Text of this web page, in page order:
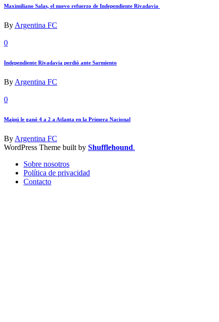
Maximiliano Salas, el nuevo refuerzo de Independiente Rivadavia
ByArgentina FC
0
Independiente Rivadavia perdió ante Sarmiento
By Argentina FC
0
Maipú le ganó 4 a 2 a Atlanta en la Primera Nacional
By Argentina FC
WordPress Theme built by Shufflehound.
Sobre nosotros
Política de privacidad
Contacto